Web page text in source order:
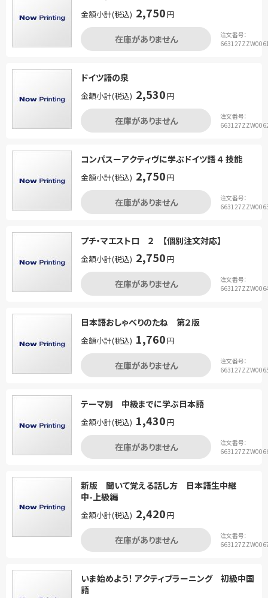
金額小計(税込) 2,750円
在庫がありません
注文番号：
ドイツ語の泉
金額小計(税込) 2,530円
在庫がありません
注文番号：
コンパスーアクティヴに学ぶドイツ語 ４ 技能
金額小計(税込) 2,750円
在庫がありません
注文番号：
プチ・マエストロ ２ 【個別注文対応】
金額小計(税込) 2,750円
在庫がありません
注文番号：
日本語おしゃべりのたね 第２版
金額小計(税込) 1,760円
在庫がありません
注文番号：
テーマ別 中級までに学ぶ日本語
金額小計(税込) 1,430円
在庫がありません
注文番号：
新版 聞いて覚える話し方 日本語生中継
中-上級編
金額小計(税込) 2,420円
在庫がありません
注文番号：
いま始めよう！ アクティブラーニング 初級中国
語